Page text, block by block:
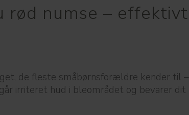
rød numse –
de fleste småbørnsforældre kender til
irriteret hud i bleområdet og bevarer dit